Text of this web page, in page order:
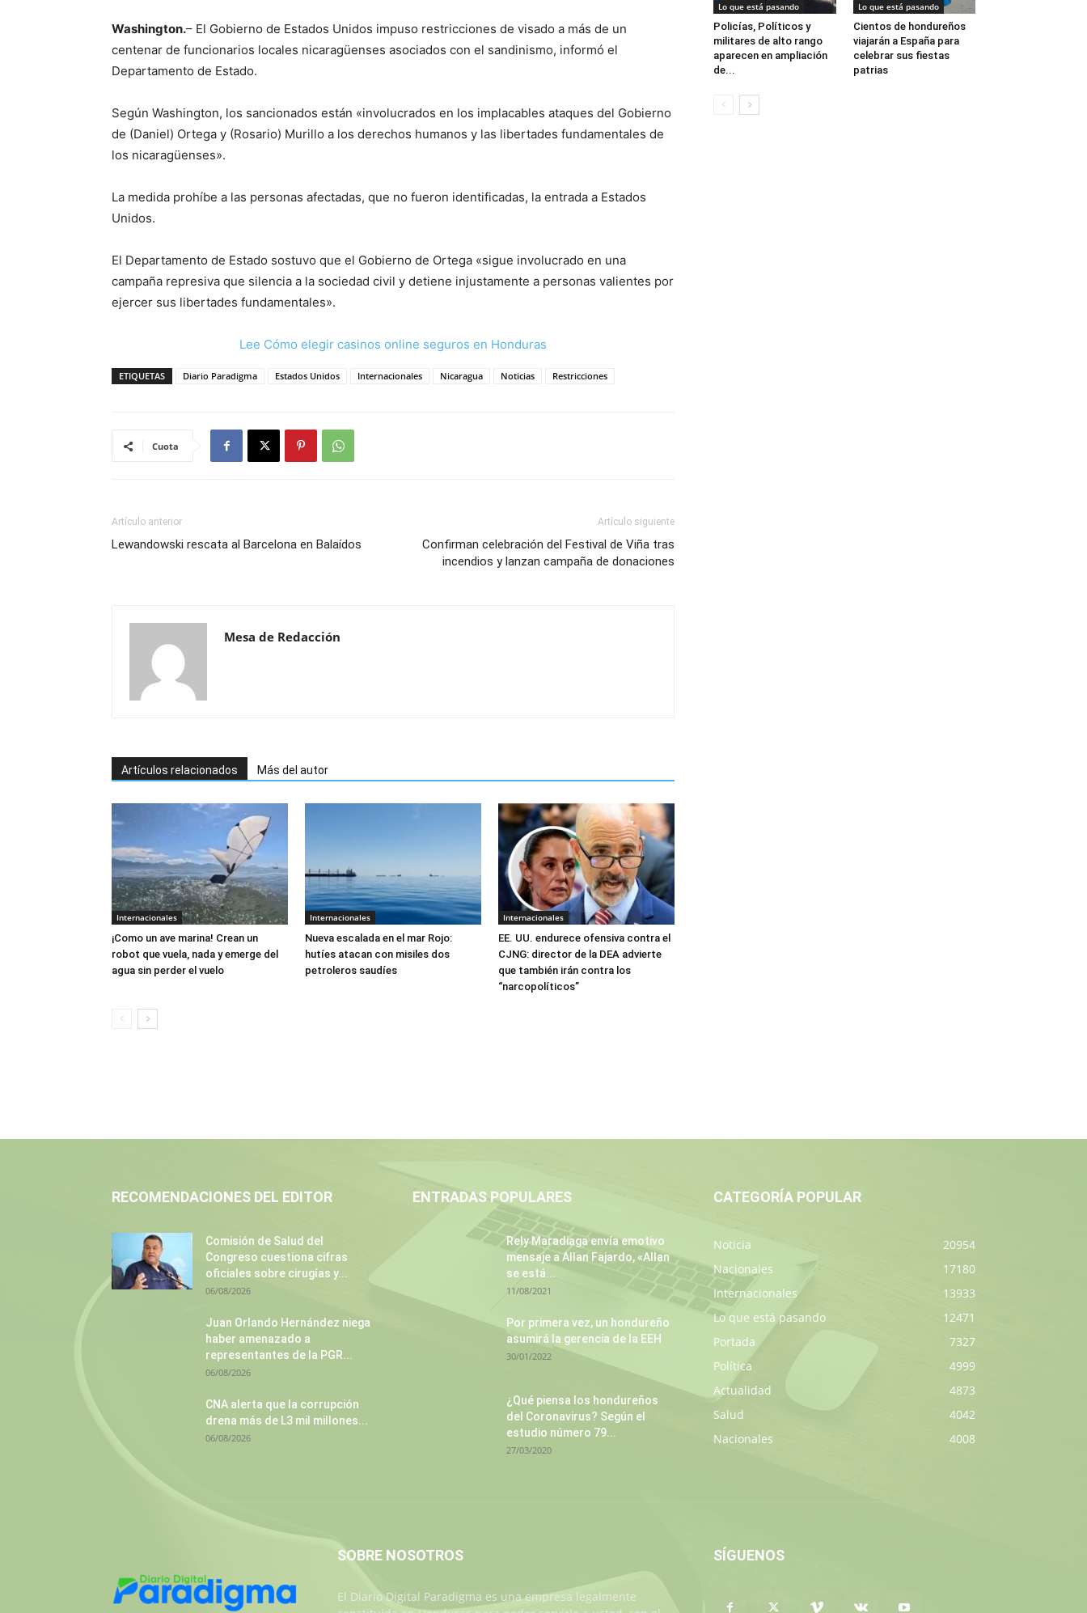
Washington.– El Gobierno de Estados Unidos impuso restricciones de visado a más de un
centenar de funcionarios locales nicaragüenses asociados con el sandinismo, informó el
Departamento de Estado.
Según Washington, los sancionados están «involucrados en los implacables ataques del Gobierno
de (Daniel) Ortega y (Rosario) Murillo a los derechos humanos y las libertades fundamentales de
los nicaragüenses».
La medida prohíbe a las personas afectadas, que no fueron identificadas, la entrada a Estados
Unidos.
El Departamento de Estado sostuvo que el Gobierno de Ortega «sigue involucrado en una
campaña represiva que silencia a la sociedad civil y detiene injustamente a personas valientes por
ejercer sus libertades fundamentales».
Lee Cómo elegir casinos online seguros en Honduras
ETIQUETAS Diario Paradigma Estados Unidos Internacionales Nicaragua Noticias Restricciones
Cuota
Artículo anterior
Lewandowski rescata al Barcelona en Balaídos
Artículo siguiente
Confirman celebración del Festival de Viña tras
incendios y lanzan campaña de donaciones
Mesa de Redacción
Artículos relacionados Más del autor
Internacionales
¡Como un ave marina! Crean un
robot que vuela, nada y emerge del
agua sin perder el vuelo
Internacionales
Nueva escalada en el mar Rojo:
hutíes atacan con misiles dos
petroleros saudíes
Internacionales
EE. UU. endurece ofensiva contra el
CJNG: director de la DEA advierte
que también irán contra los
“narcopolíticos”
Lo que está pasando
Policías, Políticos y
militares de alto rango
aparecen en ampliación
de...
Lo que está pasando
Cientos de hondureños
viajarán a España para
celebrar sus fiestas
patrias
RECOMENDACIONES DEL EDITOR
Comisión de Salud del
Congreso cuestiona cifras
oficiales sobre cirugías y...
06/08/2026
Juan Orlando Hernández niega
haber amenazado a
representantes de la PGR...
06/08/2026
CNA alerta que la corrupción
drena más de L3 mil millones...
06/08/2026
ENTRADAS POPULARES
Rely Maradiaga envía emotivo
mensaje a Allan Fajardo, «Allan
se está...
11/08/2021
Por primera vez, un hondureño
asumirá la gerencia de la EEH
30/01/2022
¿Qué piensa los hondureños
del Coronavirus? Según el
estudio número 79...
27/03/2020
CATEGORÍA POPULAR
Noticia
20954
Nacionales
17180
Internacionales
13933
Lo que está pasando
12471
Portada
7327
Política
4999
Actualidad
4873
Salud
4042
Nacionales
4008
SOBRE NOSOTROS
El Diario Digital Paradigma es una empresa legalmente
SÍGUENOS